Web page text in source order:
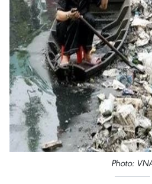
Photo: